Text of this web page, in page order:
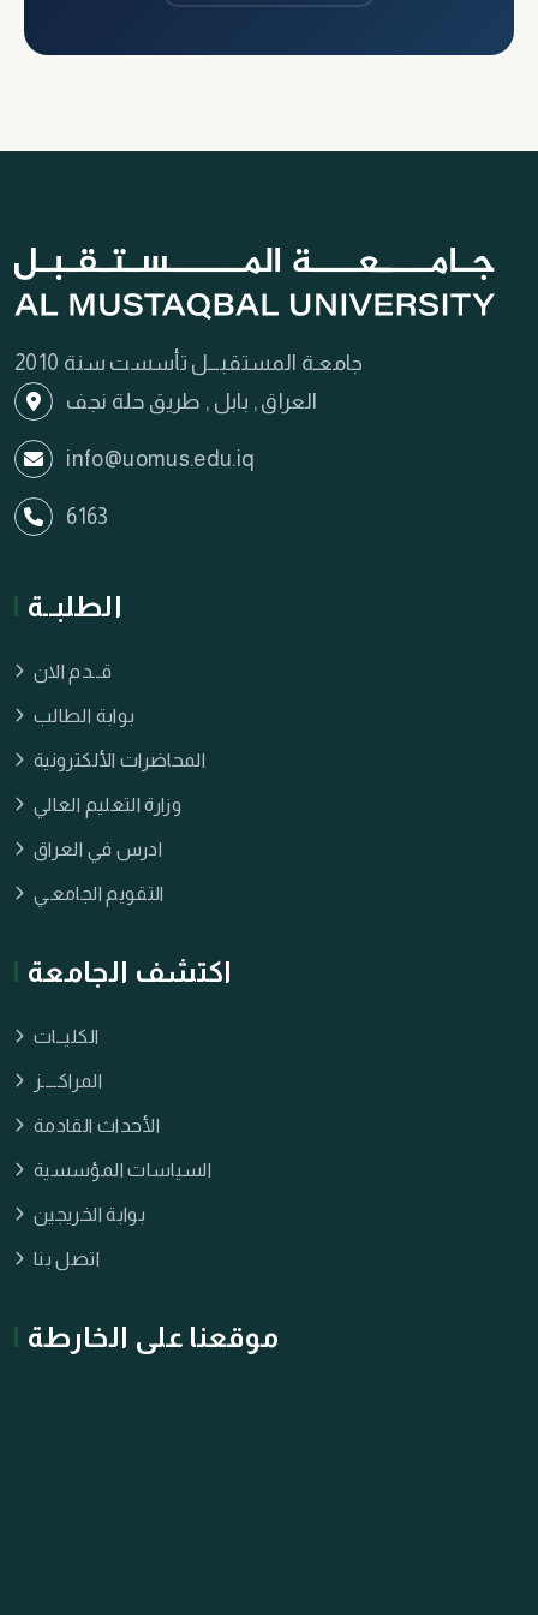
جامعـة المستقبـــل تأسست سنة 2010
العراق , بابل , طريق حلة نجف
info@uomus.edu.iq
6163
الطلبــة
قــدم الان
بوابة الطالب
المحاضرات الألكترونية
وزارة التعليم العالي
ادرس في العراق
التقويم الجامعـي
اكتشف الجامعة
الكليــات
المراكــــز
الأحداث القادمة
السياسات المؤسسية
بوابة الخريجين
اتصل بنا
موقعنا على الخارطة